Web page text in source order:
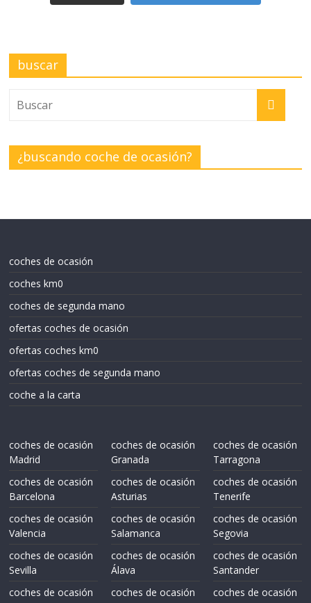
buscar
¿buscando coche de ocasión?
coches de ocasión
coches km0
coches de segunda mano
ofertas coches de ocasión
ofertas coches km0
ofertas coches de segunda mano
coche a la carta
coches de ocasión
Madrid
coches de ocasión
Barcelona
coches de ocasión
Valencia
coches de ocasión
Sevilla
coches de ocasión
coches de ocasión
Granada
coches de ocasión
Asturias
coches de ocasión
Salamanca
coches de ocasión
Álava
coches de ocasión
coches de ocasión
Tarragona
coches de ocasión
Tenerife
coches de ocasión
Segovia
coches de ocasión
Santander
coches de ocasión